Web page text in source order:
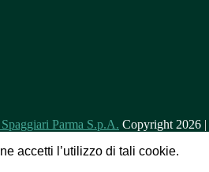
Copyright 2026 |
accetti l’utilizzo di tali cookie.